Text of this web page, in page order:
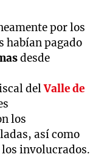
por los
habían pagado
desde
delValle de
los
así como
involucrados.